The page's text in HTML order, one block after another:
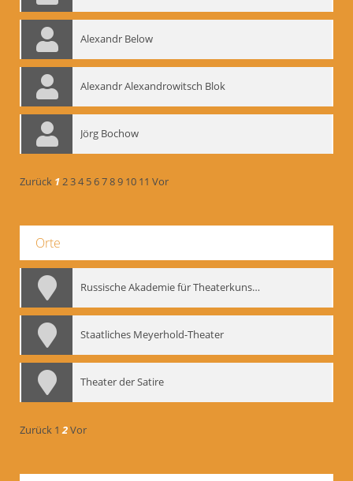
Alexandr Below
Alexandr Alexandrowitsch Blok
Jörg Bochow
Zurück 1234 56789 10 11 Vor
Orte
Russische Akademie für Theaterkunst – GITIS
Staatliches Meyerhold-Theater
Theater der Satire
Zurück 1 2Vor